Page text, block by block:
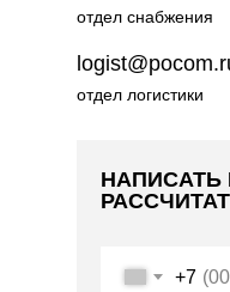
НАПИСАТЬ
отдел снабжения
отдел логистики
+7